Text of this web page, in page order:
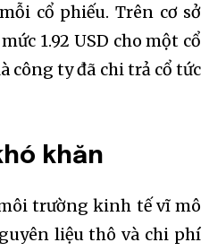
cổ phiếu. Trên cơ sở
1.92 USD cho một cổ
công ty đã chi trả cổ tức
khăn
trường kinh tế vĩ mô
liệu thô và chi phí